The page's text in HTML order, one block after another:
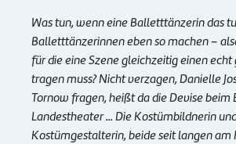
Was tun, wenn eine Balletttänzerin das
Balletttänzerinnen eben so machen –
für die eine Szene gleichzeitig einen
tragen muss? Nicht verzagen, Danielle
Tornow fragen, heißt da die Devise beim
Landestheater ... Die Kostümbildnerin
Kostümgestalterin, beide seit langen am